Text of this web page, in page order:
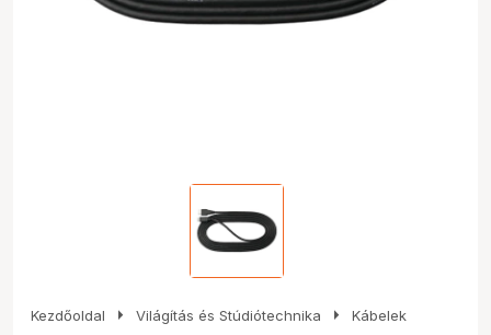
Kezdőoldal arrow_right Világítás és Stúdiótechnika arrow_right Kábelek